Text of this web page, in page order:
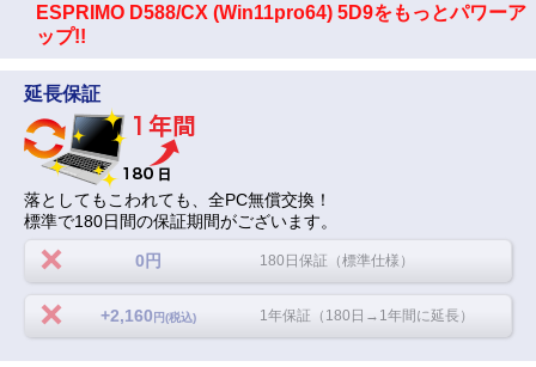
ESPRIMO D588/CX (Win11pro64) 5D9をもっとパワーア
ップ!!
延長保証
落としてもこわれても、全PC無償交換！
標準で180日間の保証期間がございます。
0円 180日保証（標準仕様）
+2,160 円(税込) 1年保証（180日→1年間に延長）